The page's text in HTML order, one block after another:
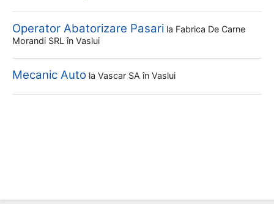
Operator Abatorizare Pasari la Fabrica De Carne
Morandi SRL în Vaslui
Mecanic Auto la Vascar SA în Vaslui